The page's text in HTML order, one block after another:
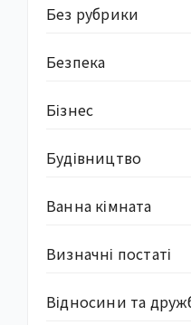
Без рубрики
Безпека
Бізнес
Будівництво
Ванна кімната
Визначні постаті
Відносини та